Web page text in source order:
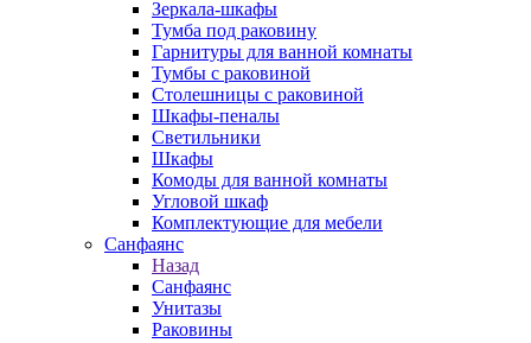
Зеркала-шкафы
Тумба под раковину
Гарнитуры для ванной комнаты
Тумбы с раковиной
Столешницы с раковиной
Шкафы-пеналы
Светильники
Шкафы
Комоды для ванной комнаты
Угловой шкаф
Комплектующие для мебели
Санфаянс
Назад
Санфаянс
Унитазы
Раковины